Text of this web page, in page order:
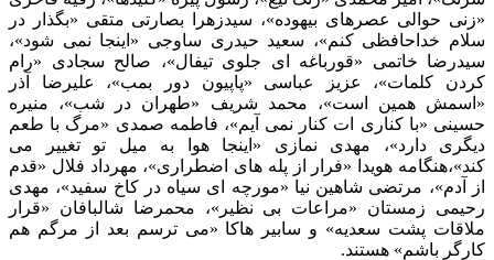
«زنی حوالی عصرهای بیهوده»، سیدزهرا بصارتی متقی «بگذار در
سلام خداحافظی کنم»، سعید حیدری ساوجی «اینجا نمی شود»،
سیدرضا خاتمی «قورباغه ای جلوی تیفال»، صالح سجادی «رام
کردن کلمات»، عزیز عباسی «پاپیون دور بمب»، علیرضا آذر
«اسمش همین است»، محمد شریف «طهران در شب»، منیره
حسینی «با کناری ات کنار نمی آیم»، فاطمه صمدی «مرگ با طعم
دیگری دارد»، مهدی نمازی «اینجا هوا به میل تو تغییر می
کند»،هنگامه هویدا «فرار از پله های اضطراری»، مهرداد فلال «قدم
از آدم»، مرتضی شاهین نیا «مورچه ای سیاه در کاخ سفید»، مهدی
رحیمی زمستان «مراعات بی نظیر»، محمرضا شالبافان «قرار
ملاقات پشت سعدیه» و سابیر هاکا «می ترسم بعد از مرگم هم
کارگر باشم» هستند.